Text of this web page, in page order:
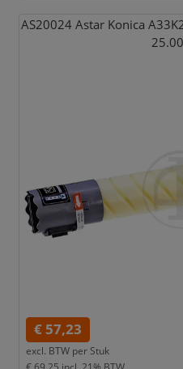
AS20024 Astar Konica
€ 57,23
excl. BTW per Stuk